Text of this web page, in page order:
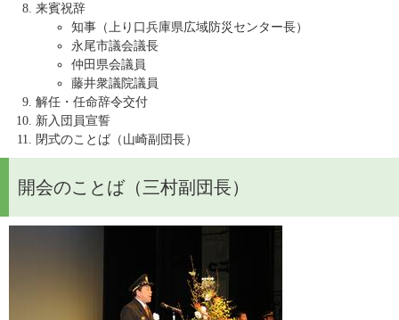
来賓祝辞
知事（上り口兵庫県広域防災センター長）
永尾市議会議長
仲田県会議員
藤井衆議院議員
解任・任命辞令交付
新入団員宣誓
閉式のことば（山崎副団長）
開会のことば（三村副団長）